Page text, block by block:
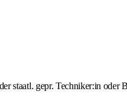
staatl. gepr. Techniker:in oder